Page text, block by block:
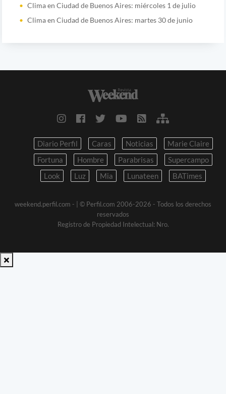
Clima en Ciudad de Buenos Aires: miércoles 1 de julio
Clima en Ciudad de Buenos Aires: martes 30 de junio
Diario Perfil Caras Noticias
Marie Claire
Fortuna
Hombre Parabrisas
Supercampo
Look
Luz Mia Lunateen BATimes
weekend.perfil.com -
| © Perfil.com 2006-2026 - Todos los derechos
reservados
Registro de Propiedad Intelectual: Nro.